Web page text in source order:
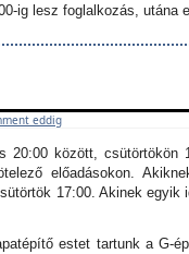
ig lesz foglalkozás, utána
eddig
20:00 között, csütörtökön
előadásokon.
17:00. Akinek egyik
estet tartunk a G-